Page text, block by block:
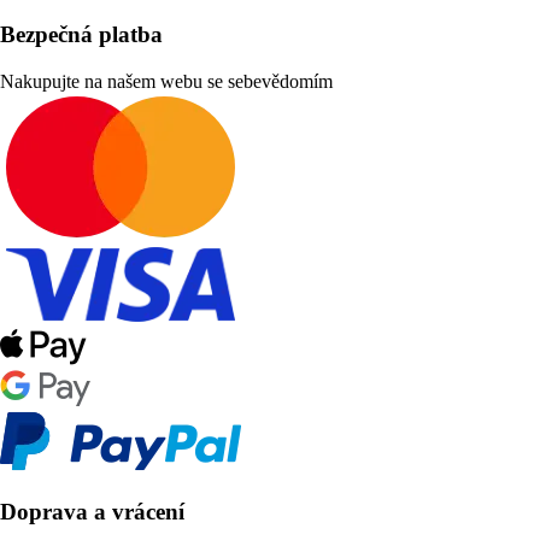
Bezpečná platba
Nakupujte na našem webu se sebevědomím
Doprava a vrácení